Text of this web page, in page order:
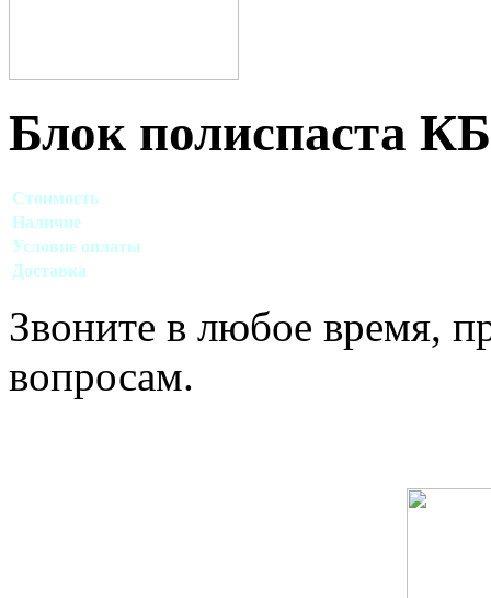
Блок полиспаста
Стоимость
Наличие
Условие оплаты
Доставка
Звоните в любое время,
вопросам.